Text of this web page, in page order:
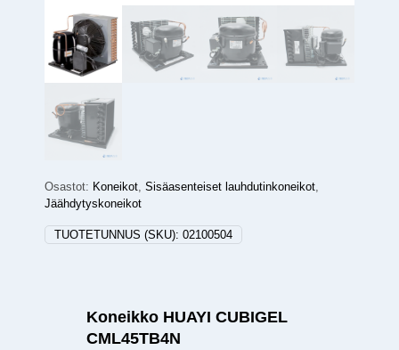
Osastot: Koneikot, Sisäasenteiset lauhdutinkoneikot,
Jäähdytyskoneikot
TUOTETUNNUS (SKU): 02100504
Koneikko HUAYI CUBIGEL
CML45TB4N